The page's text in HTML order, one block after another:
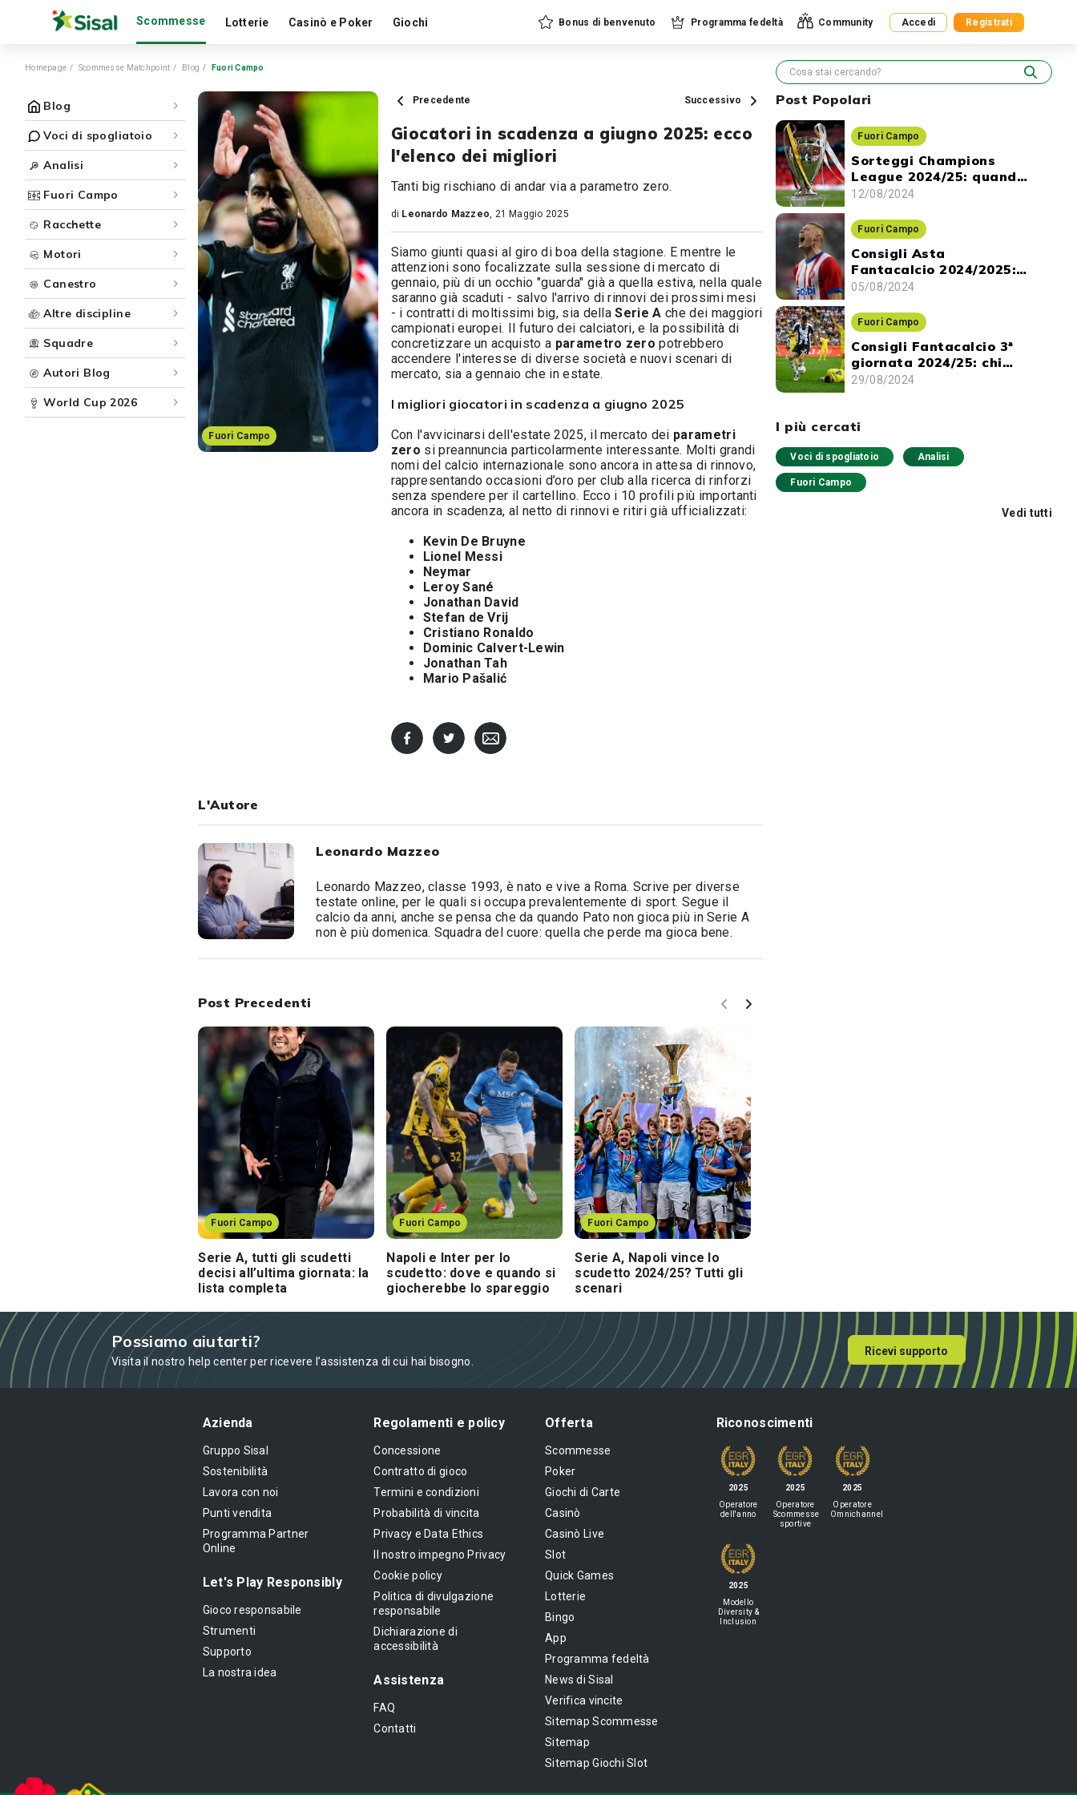
Scommesse Lotterie Casinò e Poker Giochi Bonus di benvenuto Programma fedeltà Community Accedi Registrati
Homepage Scommesse Matchpoint Blog Fuori Campo
Blog
Voci di spogliatoio
Analisi
Fuori Campo
Racchette
Motori
Canestro
Altre discipline
Squadre
Autori Blog
World Cup 2026
Fuori Campo
Precedente Successivo
Giocatori in scadenza a giugno 2025: ecco
l'elenco dei migliori
Tanti big rischiano di andar via a parametro zero.
di Leonardo Mazzeo, 21 Maggio 2025
Siamo giunti quasi al giro di boa della stagione. E mentre le
attenzioni sono focalizzate sulla sessione di mercato di
gennaio, più di un occhio "guarda" già a quella estiva, nella quale
saranno già scaduti - salvo l'arrivo di rinnovi dei prossimi mesi
- i contratti di moltissimi big, sia dellaSerie A che dei maggiori
campionati europei. Il futuro dei calciatori, e la possibilità di
concretizzare un acquisto a parametro zero potrebbero
accendere l'interesse di diverse società e nuovi scenari di
mercato, sia a gennaio che in estate.
I migliori giocatori in scadenza a giugno 2025
Con l'avvicinarsi dell'estate 2025, il mercato dei parametri
zero si preannuncia particolarmente interessante. Molti grandi
nomi del calcio internazionale sono ancora in attesa di rinnovo,
rappresentando occasioni d’oro per club alla ricerca di rinforzi
senza spendere per il cartellino. Ecco i 10 profili più importanti
ancora in scadenza, al netto di rinnovi e ritiri già ufficializzati:
Kevin De Bruyne
Lionel Messi
Neymar
Leroy Sané
Jonathan David
Stefan de Vrij
Cristiano Ronaldo
Dominic Calvert-Lewin
Jonathan Tah
Mario Pašalić
L'Autore
Leonardo Mazzeo
Leonardo Mazzeo, classe 1993, è nato e vive a Roma. Scrive per diverse
testate online, per le quali si occupa prevalentemente di sport. Segue il
calcio da anni, anche se pensa che da quando Pato non gioca più in Serie A
non è più domenica. Squadra del cuore: quella che perde ma gioca bene.
Post Popolari
Fuori Campo
Sorteggi Champions
League 2024/25: quando
ci sono e dove vederli
12/08/2024
Fuori Campo
Consigli Asta
Fantacalcio 2024/2025:
gli attaccanti da
05/08/2024
Fuori Campo
Consigli Fantacalcio 3ª
giornata 2024/25: chi
schierare e chi evitare
29/08/2024
I più cercati
Voci di spogliatoio Analisi
Fuori Campo
Vedi tutti
Post Precedenti
Fuori Campo
Serie A, tutti gli scudetti
decisi all’ultima giornata: la
lista completa
Fuori Campo
Napoli e Inter per lo
scudetto: dove e quando si
giocherebbe lo spareggio
Fuori Campo
Serie A, Napoli vince lo
scudetto 2024/25? Tutti gli
scenari
Possiamo aiutarti?
Visita il nostro help center per ricevere l’assistenza di cui hai bisogno.
Ricevi supporto
Azienda
Gruppo Sisal
Sostenibilità
Lavora con noi
Punti vendita
Programma Partner
Online
Let's Play Responsibly
Gioco responsabile
Strumenti
Supporto
La nostra idea
Regolamenti e policy
Concessione
Contratto di gioco
Termini e condizioni
Probabilità di vincita
Privacy e Data Ethics
Il nostro impegno Privacy
Cookie policy
Politica di divulgazione
responsabile
Dichiarazione di
accessibilità
Assistenza
FAQ
Contatti
Offerta
Scommesse
Poker
Giochi di Carte
Casinò
Casinò Live
Slot
Quick Games
Lotterie
Bingo
App
Programma fedeltà
News di Sisal
Verifica vincite
Sitemap Scommesse
Sitemap
Sitemap Giochi Slot
Riconoscimenti
2025
Operatore
dell'anno
2025
Operatore
Scommesse
sportive
2025
Operatore
Omnichannel
2025
Modello
Diversity &
Inclusion